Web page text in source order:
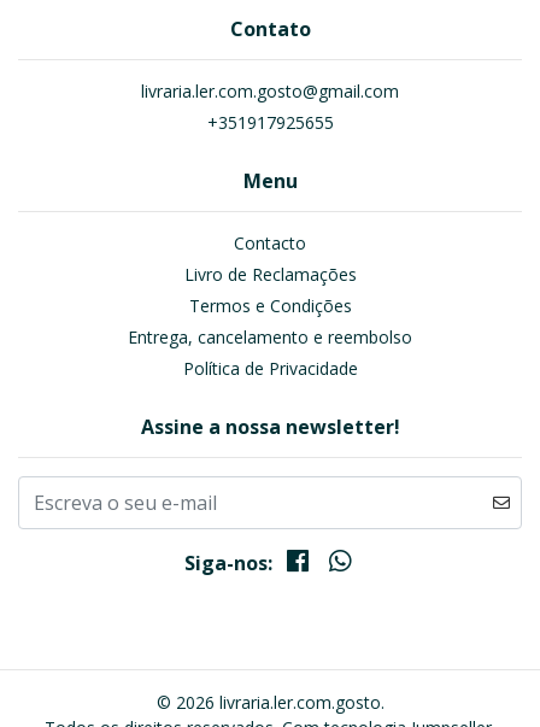
Contato
livraria.ler.com.gosto@gmail.com
+351917925655
Menu
Contacto
Livro de Reclamações
Termos e Condições
Entrega, cancelamento e reembolso
Política de Privacidade
Assine a nossa newsletter!
Siga-nos:
© 2026 livraria.ler.com.gosto.